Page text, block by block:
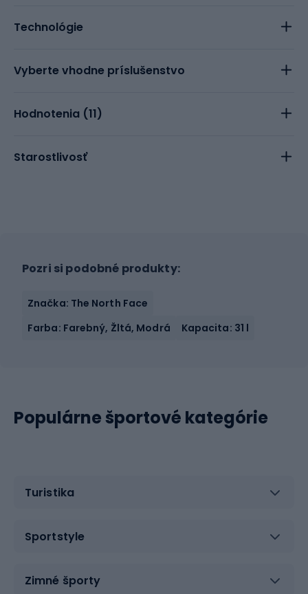
Technológie
Vyberte vhodne príslušenstvo
Hodnotenia (11)
Starostlivosť
Pozri si podobné produkty:
Značka: The North Face
Farba: Farebný, Žltá, Modrá
Kapacita: 31 l
Populárne športové kategórie
Turistika
Sportstyle
Zimné športy